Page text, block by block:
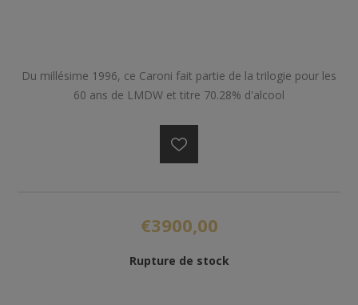
Du millésime 1996, ce Caroni fait partie de la trilogie pour les
60 ans de LMDW et titre 70.28% d'alcool
€3900,00
Rupture de stock